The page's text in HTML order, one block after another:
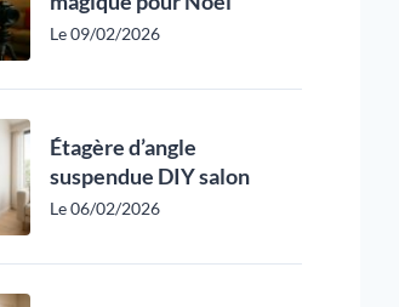
Le 09/02/2026
Étagère d’angle
suspendue DIY salon
Le 06/02/2026